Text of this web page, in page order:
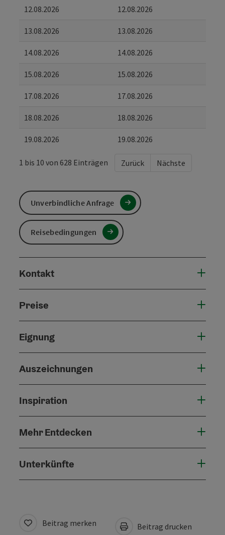
12.08.2026 12.08.2026
13.08.2026 13.08.2026
14.08.2026 14.08.2026
15.08.2026 15.08.2026
17.08.2026 17.08.2026
18.08.2026 18.08.2026
19.08.2026 19.08.2026
1 bis 10 von 628 Einträgen Zurück Nächste
Unverbindliche Anfrage
Reisebedingungen
Kontakt
Preise
Eignung
Auszeichnungen
Inspiration
Mehr Entdecken
Unterkünfte
Beitrag merken Beitrag drucken